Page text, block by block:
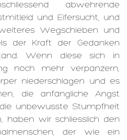
abwehrende
und Eifersucht, und
Wegschieben und
der Kraft der Gedanken
Wenn diese sich in
noch mehr verpanzern,
niederschlagen und es
die anfängliche Angst
unbewusste Stumpfheit
haben wir schliesslich den
der wie ein